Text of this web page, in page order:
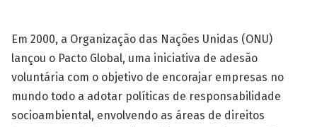
Em 2000, a Organização das Nações Unidas (ONU)
lançou o Pacto Global, uma iniciativa de adesão
voluntária com o objetivo de encorajar empresas no
mundo todo a adotar políticas de responsabilidade
socioambiental, envolvendo as áreas de direitos